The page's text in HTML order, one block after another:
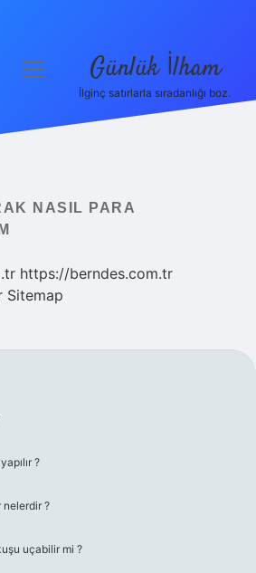
menüyü
Günlük İlham
İlginç satırlarla sıradanlığı boz.
NASIL PARA
https://berndes.com.tr
Sitemap
?
nelerdir ?
uçabilir mi ?